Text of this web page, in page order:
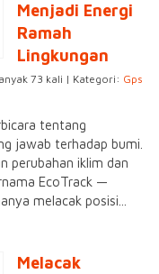
Menjadi Energi
Ramah
Lingkungan
73 kali | Kategori: Gps
tentang
jawab terhadap bumi.
perubahan iklim dan
EcoTrack —
melacak posisi...
Melacak